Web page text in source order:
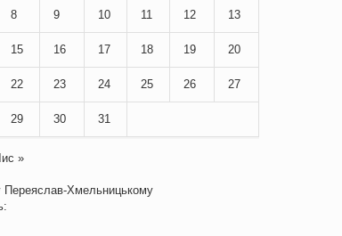
8 9 10 11 12 13
15 16 17 18 19 20
22 23 24 25 26 27
29 30 31
»
Переяслав-Хмельницькому